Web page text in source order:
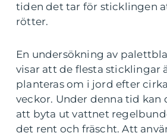
tiden det tar för sticklingen
rötter.
En undersökning av
visar att de flesta sticklingar
planteras om i jord efter
veckor. Under denna tid kan
att byta ut vattnet
det rent och fräscht. Att